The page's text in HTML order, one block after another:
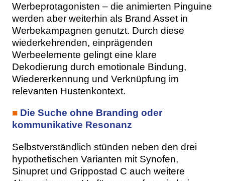
Werbeprotagonisten – die animierten Pinguine
werden aber weiterhin als Brand Asset in
Werbekampagnen genutzt. Durch diese
wiederkehrenden, einprägenden
Werbeelemente gelingt eine klare
Dekodierung durch emotionale Bindung,
Wiedererkennung und Verknüpfung im
relevanten Hustenkontext.
■ Die Suche ohne Branding oder
kommunikative Resonanz
Selbstverständlich stünden neben den drei
hypothetischen Varianten mit Synofen,
Sinupret und Grippostad C auch weitere